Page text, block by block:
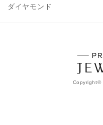
ダイヤモンド
Copyright©